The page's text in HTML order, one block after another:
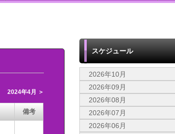
2024年4月 ＞
備考
スケジュール
2026年10月
2026年09月
2026年08月
2026年07月
2026年06月